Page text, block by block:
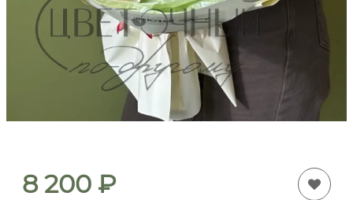
8 200 ₽